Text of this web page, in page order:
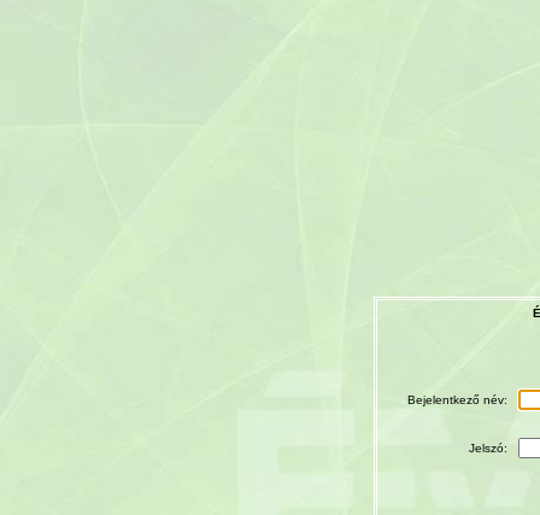
Bejelentkező név:
Jelszó: